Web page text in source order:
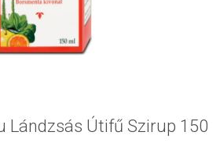
Lándzsás Útifű Szirup 150